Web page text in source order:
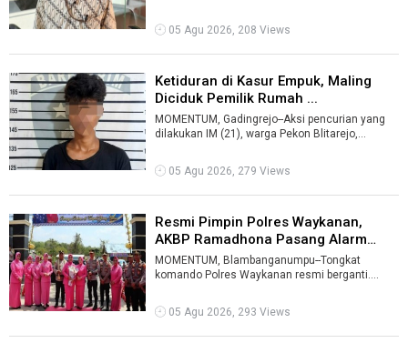
05 Agu 2026, 208 Views
Ketiduran di Kasur Empuk, Maling
Diciduk Pemilik Rumah ...
MOMENTUM, Gadingrejo--Aksi pencurian yang
dilakukan IM (21), warga Pekon Blitarejo,
05 Agu 2026, 279 Views
Resmi Pimpin Polres Waykanan,
AKBP Ramadhona Pasang Alarm
Interna ...
MOMENTUM, Blambanganumpu--Tongkat
komando Polres Waykanan resmi berganti.
ST/1584/VI ...
05 Agu 2026, 293 Views